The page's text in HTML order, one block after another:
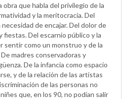
que habla del privilegio de la
y la meritocracia. Del
de encajar. Del dolor de
fiestas. Del escarnio público y la
sentir como un monstruo y de la
madres conservadoras y
De la infancia como espacio
y de la relación de las artistas
de las personas no
que, en los 90, no podían salir